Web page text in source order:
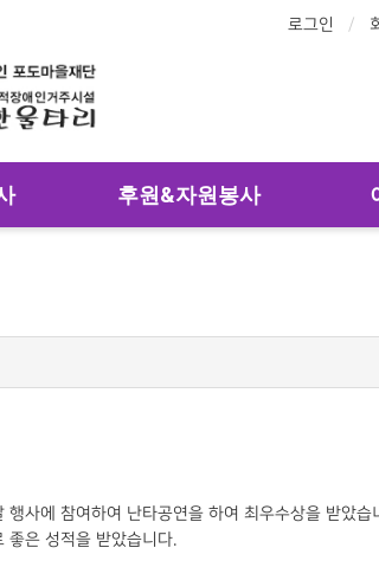
로그인
후원&자원봉사
사에 참여하여 난타공연을 하여 최우수상을 받았습
좋은 성적을 받았습니다.